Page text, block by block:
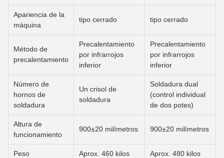
Apariencia de la
máquina
tipo cerrado tipo cerrado
Método de
precalentamiento
Precalentamiento
por infrarrojos
inferior
Precalentamiento
por infrarrojos
inferior
Número de
hornos de
soldadura
Un crisol de
soldadura
Soldadura dual
(control individual
de dos potes)
Altura de
funcionamiento
900±20 milímetros 900±20 milímetros
Peso Aprox. 460 kilos Aprox. 480 kilos